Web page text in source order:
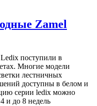
Zamel
поступили в
Многие модели
лестничных
доступны в белом и
серии ledix можно
и до 8 недель